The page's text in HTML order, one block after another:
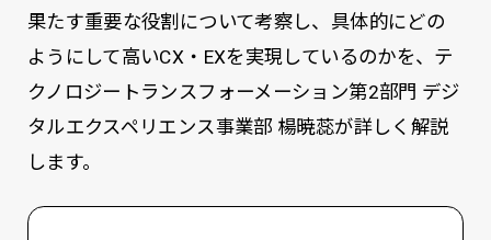
果たす重要な役割について考察し、具体的にどの
ようにして高いCX・EXを実現しているのかを、テ
クノロジートランスフォーメーション第2部門 デジ
タルエクスペリエンス事業部 楊暁蕊が詳しく解説
します。